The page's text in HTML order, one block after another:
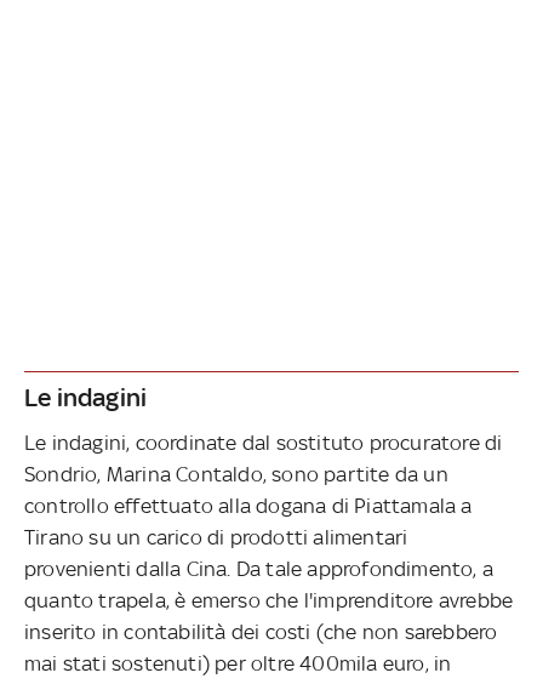
Le indagini
Le indagini, coordinate dal sostituto procuratore di
Sondrio, Marina Contaldo, sono partite da un
controllo effettuato alla dogana di Piattamala a
Tirano su un carico di prodotti alimentari
provenienti dalla Cina. Da tale approfondimento, a
quanto trapela, è emerso che l'imprenditore avrebbe
inserito in contabilità dei costi (che non sarebbero
mai stati sostenuti) per oltre 400mila euro, in